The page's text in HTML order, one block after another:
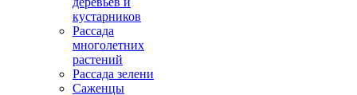
кустарников
Рассада
многолетних
растений
Рассада зелени
Саженцы